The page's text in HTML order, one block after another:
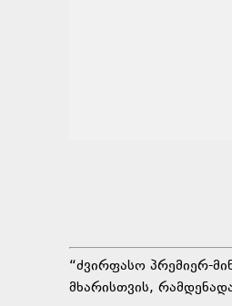
“ძვირფასო პრემიერ-
მხარისთვის,